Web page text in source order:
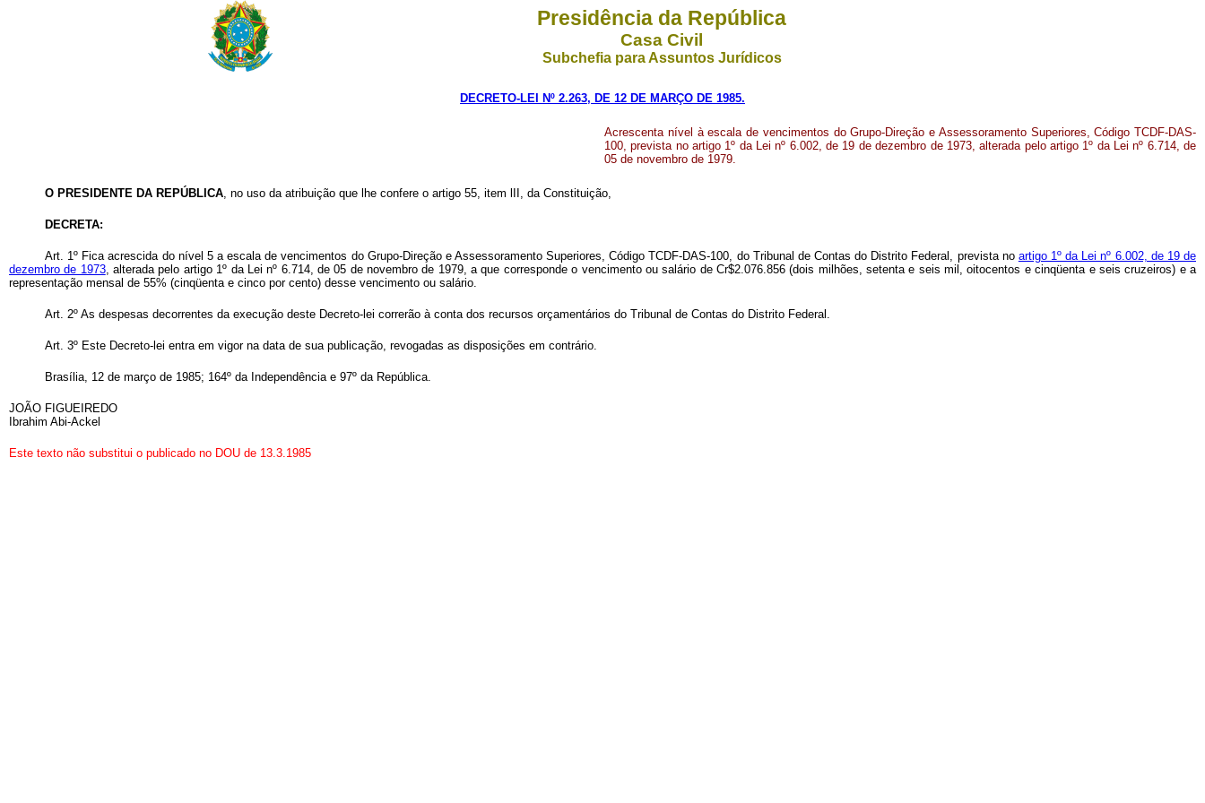
Presidência da República
Casa Civil
Subchefia para Assuntos Jurídicos
DECRETO-LEI Nº 2.263, DE 12 DE MARÇO DE 1985.
Acrescenta nível à escala de vencimentos do Grupo-Direção e Assessoramento Superiores, Código TCDF-DAS-
100, prevista no artigo 1º da Lei nº 6.002, de 19 de dezembro de 1973, alterada pelo artigo 1º da Lei nº 6.714, de
05 de novembro de 1979.
O PRESIDENTE DA REPÚBLICA, no uso da atribuição que lhe confere o artigo 55, item lII, da Constituição,
DECRETA:
Art. 1º Fica acrescida do nível 5 a escala de vencimentos do Grupo-Direção e Assessoramento Superiores, Código TCDF-DAS-100, do Tribunal de Contas do Distrito Federal, prevista no artigo 1º da Lei nº 6.002, de 19 de
dezembro de 1973, alterada pelo artigo 1º da Lei nº 6.714, de 05 de novembro de 1979, a que corresponde o vencimento ou salário de Cr$2.076.856 (dois milhões, setenta e seis mil, oitocentos e cinqüenta e seis cruzeiros) e a
representação mensal de 55% (cinqüenta e cinco por cento) desse vencimento ou salário.
Art. 2º As despesas decorrentes da execução deste Decreto-lei correrão à conta dos recursos orçamentários do Tribunal de Contas do Distrito Federal.
Art. 3º Este Decreto-lei entra em vigor na data de sua publicação, revogadas as disposições em contrário.
Brasília, 12 de março de 1985; 164º da Independência e 97º da República.
JOÃO FIGUEIREDO
Ibrahim Abi-Ackel
Este texto não substitui o publicado no DOU de 13.3.1985